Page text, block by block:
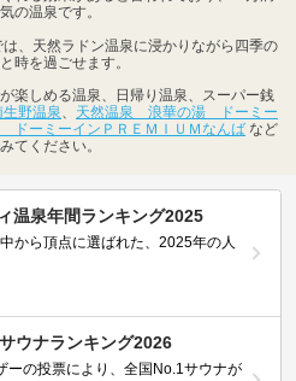
の温泉です。
は、天然ラドン温泉に浸かりながら四季の
時を過ごせます。
楽しめる温泉、日帰り温泉、スーパー銭
生野温泉
天然温泉 浪華の湯 ドーミー
ーミーインＰＲＥＭＩＵＭなんば など
てください。
温泉年間ランキング2025
から頂点に選ばれた、2025年の人
ウナランキング2026
ーの投票により、全国No.1サウナが